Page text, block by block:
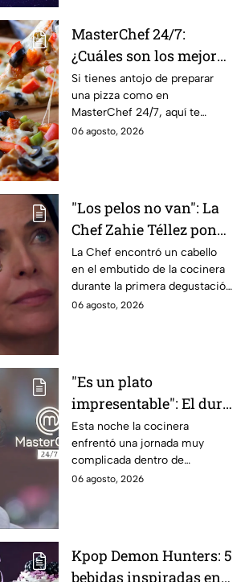
MasterChef 24/7:
¿Cuáles son los mejores
quesos para preparar
pizza en casa?
Si tienes antojo de preparar
una pizza como en
MasterChef 24/7, aquí te
contamos todo lo que debes
06 agosto, 2026
"Los pelos no van": La
Chef Zahie Téllez pone
en evidencia a Carmen
en la gala de mandiles
negros de MasterChef
24/7
La Chef encontró un cabello
en el embutido de la cocinera
durante la primera degustación
de la noche
06 agosto, 2026
"Es un plato
impresentable": El duro
regaño que hizo llorar a
Michelle dentro de
MasterChef 24/7
Esta noche la cocinera
enfrentó una jornada muy
complicada dentro de
MasterChef 24/7.
06 agosto, 2026
Kpop Demon Hunters: 5
bebidas inspiradas en